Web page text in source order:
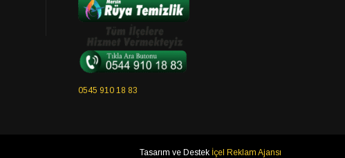
0545 910 18 83
Tasarım ve Destek İçel Reklam Ajansı